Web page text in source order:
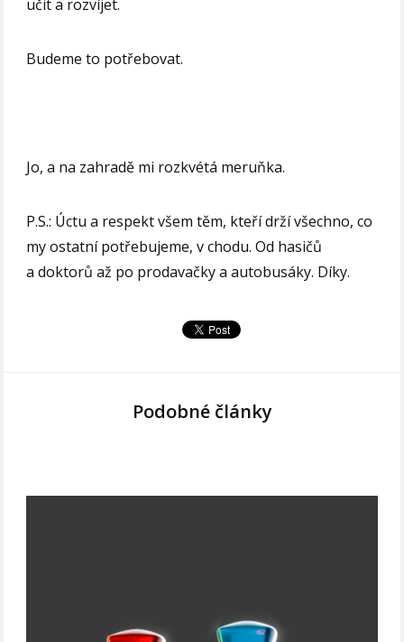
učit a rozvíjet.
Budeme to potřebovat.
Jo, a na zahradě mi rozkvétá meruňka.
P.S.: Úctu a respekt všem těm, kteří drží všechno, co
my ostatní potřebujeme, v chodu. Od hasičů
a doktorů až po prodavačky a autobusáky. Díky.
Podobné články